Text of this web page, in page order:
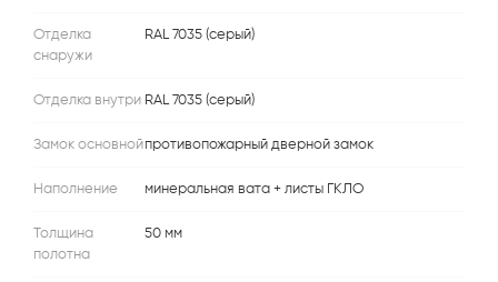
Отделка
снаружи
RAL 7035 (серый)
Отделка внутри RAL 7035 (серый)
Замок основнойпротивопожарный дверной замок
Наполнение минеральная вата + листы ГКЛО
Толщина
полотна
50 мм